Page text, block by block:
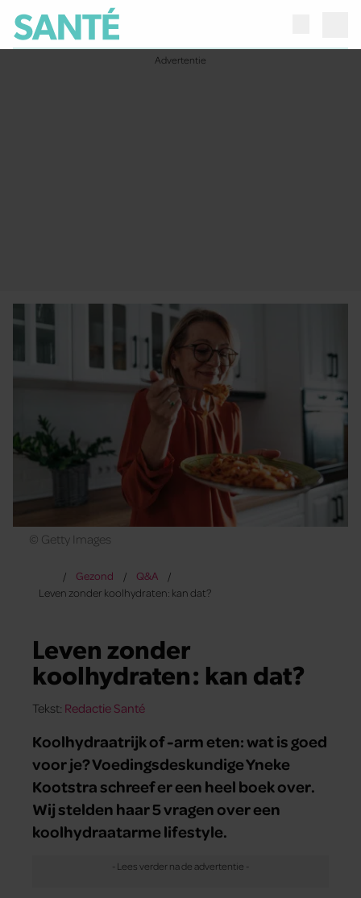
© Getty Images
Gezond
Q&A
Leven zonder koolhydraten: kan dat?
Leven zonder
koolhydraten: kan dat?
Tekst: Redactie Santé
Koolhydraatrijk of -arm eten: wat is goed
voor je? Voedingsdeskundige Yneke
Kootstra schreef er een heel boek over.
Wij stelden haar 5 vragen over een
koolhydraatarme lifestyle.